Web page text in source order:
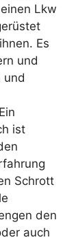
Lkw
Es
und
und
ist
Schrott
den
auch